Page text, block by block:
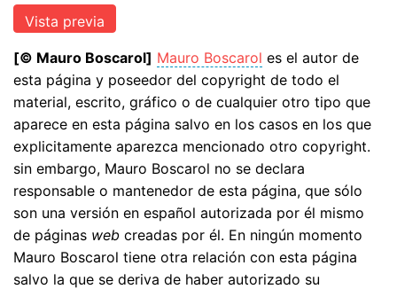
[© Mauro Boscarol] Mauro Boscarol es el autor de
esta página y poseedor del copyright de todo el
material, escrito, gráfico o de cualquier otro tipo que
aparece en esta página salvo en los casos en los que
explicitamente aparezca mencionado otro copyright.
sin embargo, Mauro Boscarol no se declara
responsable o mantenedor de esta página, que sólo
son una versión en español autorizada por él mismo
de páginas web creadas por él. En ningún momento
Mauro Boscarol tiene otra relación con esta página
salvo la que se deriva de haber autorizado su